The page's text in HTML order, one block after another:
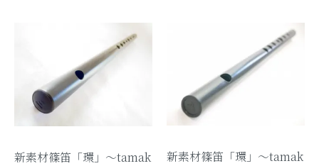
新素材篠笛「環」～tamak
新素材篠笛「環」～tamak